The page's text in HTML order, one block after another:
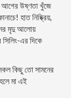
আগের উষ্ণতা খুঁজে
হাত নিষ্ক্রিয়,
মৃদু আলােয়
এর দিকে
কিছু তাে সামনের
মা এই